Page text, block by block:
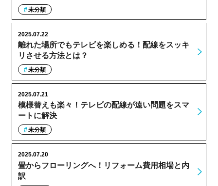
未分類
離れた場所でもテレビを楽しめる！配線をスッキ
リさせる方法とは？
2025.07.22
未分類
模様替えも楽々！テレビの配線が遠い問題をスマ
ートに解決
2025.07.21
未分類
畳からフローリングへ！リフォーム費用相場と内
訳
2025.07.20